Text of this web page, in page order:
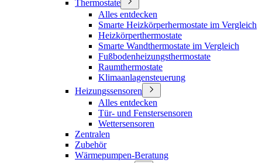
Thermostate
Alles entdecken
Smarte Heizkörperhermostate im Vergleich
Heizkörperthermostate
Smarte Wandthermostate im Vergleich
Fußbodenheizungsthermostate
Raumthermostate
Klimaanlagensteuerung
Heizungssensoren
Alles entdecken
Tür- und Fenstersensoren
Wettersensoren
Zentralen
Zubehör
Wärmepumpen-Beratung